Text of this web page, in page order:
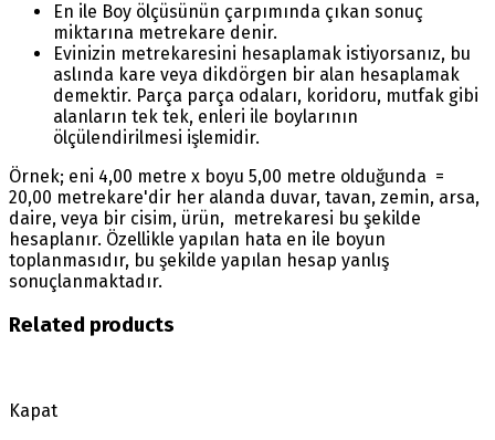
En ile Boy ölçüsünün çarpımında çıkan sonuç
miktarına metrekare denir.
Evinizin metrekaresini hesaplamak istiyorsanız, bu
aslında kare veya dikdörgen bir alan hesaplamak
demektir. Parça parça odaları, koridoru, mutfak gibi
alanların tek tek, enleri ile boylarının
ölçülendirilmesi işlemidir.
Örnek; eni 4,00 metre x boyu 5,00 metre olduğunda =
20,00 metrekare'dir her alanda duvar, tavan, zemin, arsa,
daire, veya bir cisim, ürün, metrekaresi bu şekilde
hesaplanır. Özellikle yapılan hata en ile boyun
toplanmasıdır, bu şekilde yapılan hesap yanlış
sonuçlanmaktadır.
Related products
Kapat